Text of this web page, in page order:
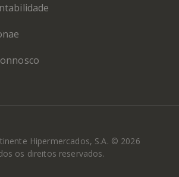
Hipermercados, S.A. © 2026
os direitos reservados.